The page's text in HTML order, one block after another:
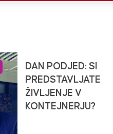
DAN PODJED: SI
PREDSTAVLJATE
ŽIVLJENJE V
KONTEJNERJU?